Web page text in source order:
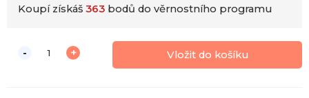
Koupí získáš 363 bodů do věrnostního programu